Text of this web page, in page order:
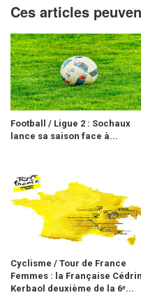
Ces articles
Football / Ligue 2 : Sochaux
lance sa saison face à...
Cyclisme / Tour de France
Femmes : la Française
Kerbaol deuxième de la 6ᵉ...